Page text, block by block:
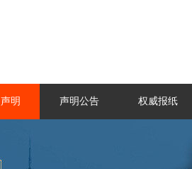
明 声明公告 权威报纸